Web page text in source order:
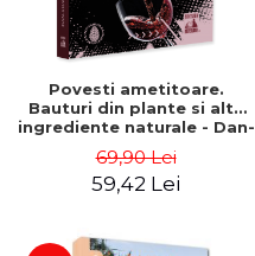
Povesti ametitoare.
Bauturi din plante si alte
ingrediente naturale - Dan-
69,90 Lei
59,42 Lei